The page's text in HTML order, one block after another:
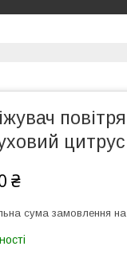
₴
сума замовлення